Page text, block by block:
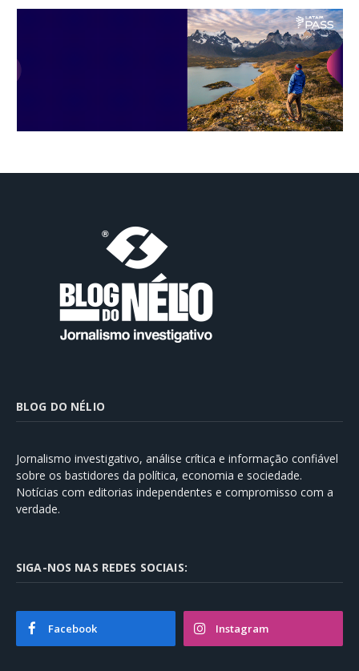
BLOG DO NÉLIO
Jornalismo investigativo, análise crítica e informação confiável
sobre os bastidores da política, economia e sociedade.
Notícias com editorias independentes e compromisso com a
verdade.
SIGA-NOS NAS REDES SOCIAIS:
Facebook Instagram